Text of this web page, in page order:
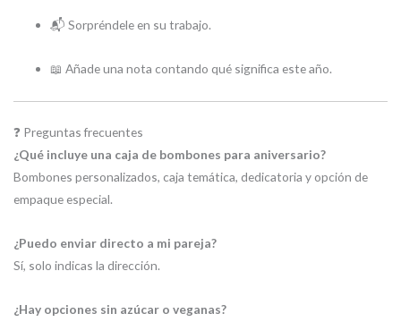
📬 Sorpréndele en su trabajo.
📖 Añade una nota contando qué significa este año.
❓ Preguntas frecuentes
¿Qué incluye una caja de bombones para aniversario?
Bombones personalizados, caja temática, dedicatoria y opción de
empaque especial.
¿Puedo enviar directo a mi pareja?
Sí, solo indicas la dirección.
¿Hay opciones sin azúcar o veganas?